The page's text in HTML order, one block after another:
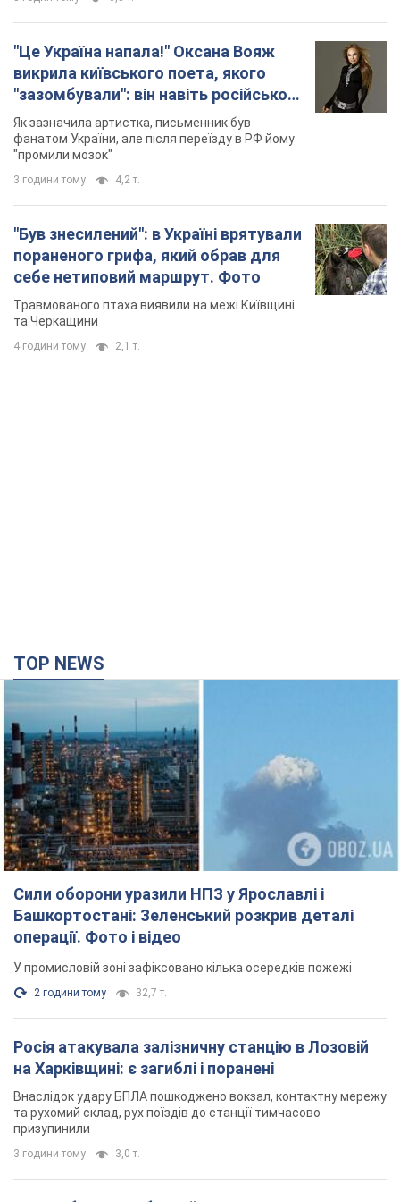
4 години тому 2,1 т.
У промисловій зоні зафіксовано кілька осередків пожежі
32,7 т.
Росія атакувала залізничну станцію в Лозовій
на Харківщині: є загиблі і поранені
Внаслідок удару БПЛА пошкоджено вокзал, контактну мережу
та рухомий склад, рух поїздів до станції тимчасово
призупинили
3 години тому 3,0 т.
ВАКС обрав запобіжний захід експосолці
України у США Стефанішиній: що відомо про
справу
Суд не повністю задовольнив клопотання прокуратури
2 години тому 7,5 т.